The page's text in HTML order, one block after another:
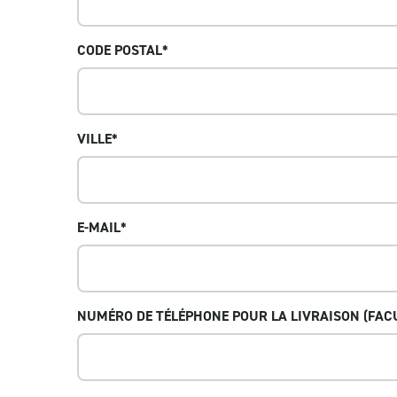
CODE POSTAL*
VILLE*
E-MAIL*
NUMÉRO DE TÉLÉPHONE POUR LA LIVRAISON